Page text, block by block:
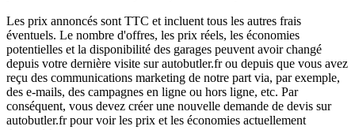
Les prix annoncés sont TTC et incluent tous les autres frais
éventuels. Le nombre d'offres, les prix réels, les économies
potentielles et la disponibilité des garages peuvent avoir changé
depuis votre dernière visite sur autobutler.fr ou depuis que vous avez
reçu des communications marketing de notre part via, par exemple,
des e-mails, des campagnes en ligne ou hors ligne, etc. Par
conséquent, vous devez créer une nouvelle demande de devis sur
autobutler.fr pour voir les prix et les économies actuellement